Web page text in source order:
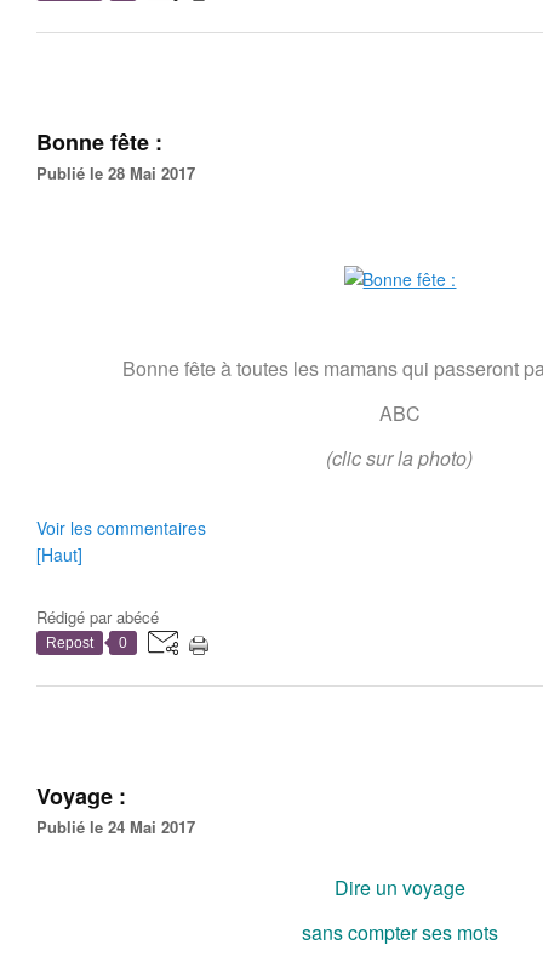
Bonne fête :
Publié le 28 Mai 2017
Bonne fête à toutes les mamans qui passeront
ABC
(clic sur la photo)
Voir les commentaires
[Haut]
Rédigé parabécé
Repost 0
Voyage :
Publié le 24 Mai 2017
Dire un voyage
sans compter ses mots